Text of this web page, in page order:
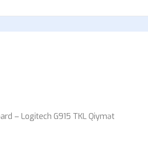
– Logitech G915 TKL Qiymət